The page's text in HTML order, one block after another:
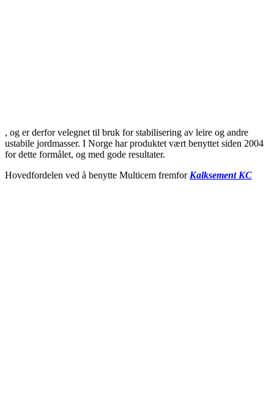
, og er derfor velegnet til bruk for stabilisering av leire og andre
ustabile jordmasser. I Norge har produktet vært benyttet siden 2004
for dette formålet, og med gode resultater.
Hovedfordelen ved å benytte Multicem fremfor Kalksement KC